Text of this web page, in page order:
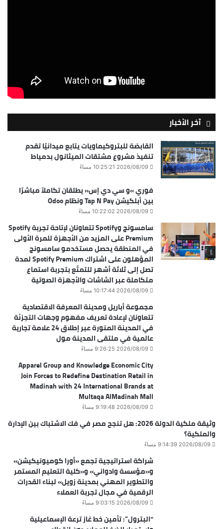
آخر الأخبار
القابضة للبتروكيماويات يتابع ميدانيًا تقدم
تنفيذ مشروع مشتقات الميثانول بدمياط
2026/08/09 10:25:21 مساءً
فوري »و سي دي إس« يطلقان تكاملاً مباشرًا
بين أبلكيشن Tap N Pay ونظام Odoo
2026/08/09 10:22:02 مساءً
سامسونج وSpotify تتعاونان لإتاحة تجربة Spotify
Premium على المزيد من الأجهزة للمرة الأولى
في المنطقة يحصل مستخدمو سامسونج
المؤهلون على اشتراك Spotify Premium لمدة
تصل إلى ثلاثة أشهر للتمتّع بتجربة استماع
متكاملة عبر الشاشات والأجهزة الصوتية
2026/08/09 10:17:44 مساءً
مجموعة أباريل ومدينة المعرفة الاقتصادية
تتعاونان لإعادة تعريف مفهوم وجهات التجزئة
في المدينة المنورة عبر إطلاق 24 علامة تجارية
عالمية في ملتقى المدينة مول
2026/08/09 9:26:25 مساءً
Apparel Group and Knowledge Economic City
Join Forces to Redefine Destination Retail in
Madinah with 24 International Brands at
Multaqa AlMadinah Mall
2026/08/09 9:19:48 مساءً
وثيقة ملكية الدولة 2026: هل تنجح مصر في فك الاشتباك بين الإدارة
والملكية؟
2026/08/09 9:14:39 مساءً
شراكة استراتيجية تجمع «أورا كوميونيكيشن»
و«مؤسسة وادواني» و«كلية التعليم المستمر
والتطوير المهني بمدينة زويل» لبناء القدرات
الرقمية في مجال تجربة العملاء
2026/08/09 9:03:15 مساءً
“البترول”: تأمين خط غاز ترعة الإسماعيلية